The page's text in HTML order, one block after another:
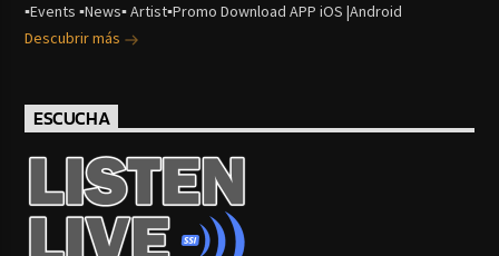
▪Events ▪News▪ Artist▪Promo Download APP iOS |Android
Descubrir más
ESCUCHA